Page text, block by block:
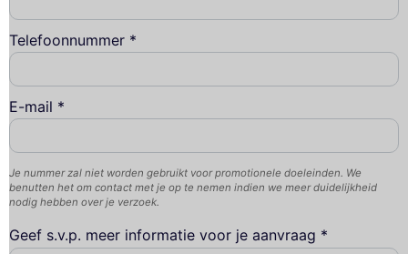
Telefoonnummer *
E-mail *
Je nummer zal niet worden gebruikt voor promotionele doeleinden. We
benutten het om contact met je op te nemen indien we meer duidelijkheid
nodig hebben over je verzoek.
Geef s.v.p. meer informatie voor je aanvraag *